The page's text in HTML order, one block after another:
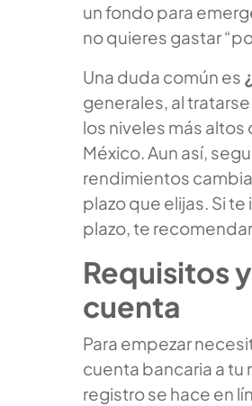
un fondo para
no quieres gastar
Una duda común es
generales, al
los niveles más
México. Aun así,
rendimientos
plazo que elijas. Si
plazo, te
Requisitos
cuenta
Para empezar
cuenta bancaria a tu
registro se hace en